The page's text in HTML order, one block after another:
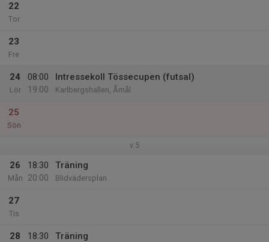
22
Tor
23
Fre
24
Lör
08:00
19:00
Intressekoll Tössecupen (futsal)
Karlbergshallen, Åmål
25
Sön
v.5
26
Mån
18:30
20:00
Träning
Blidvädersplan
27
Tis
28
18:30
Träning